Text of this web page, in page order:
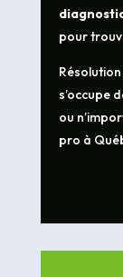
pour
s’occupe
ou
pro à